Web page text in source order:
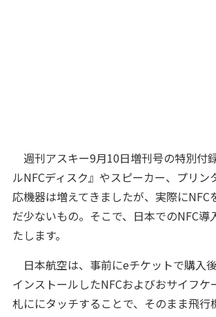
週刊アスキー9月10日増刊号の特別付
ルNFCディスク』やスピーカー、プリン
応機器は増えてきましたが、実際にNFC
だ少ないもの。そこで、日本でのNFC導
たします。
日本航空は、事前にeチケットで購入
インストールしたNFCおよびおサイフケ
札ににタッチすることで、そのまま飛行